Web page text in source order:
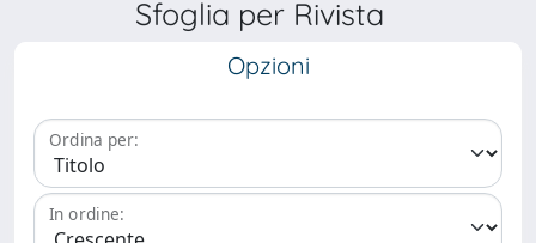
Sfoglia per Rivista
Opzioni
Ordina per:
In ordine: